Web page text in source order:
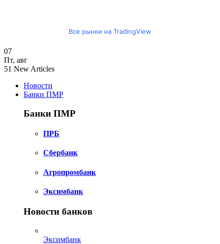
Все рынки на TradingView
07
Пт, авг
51 New Articles
Новости
Банки ПМР
Банки ПМР
ПРБ
Сбербанк
Агропромбанк
Эксимбанк
Новости банков
Эксимбанк